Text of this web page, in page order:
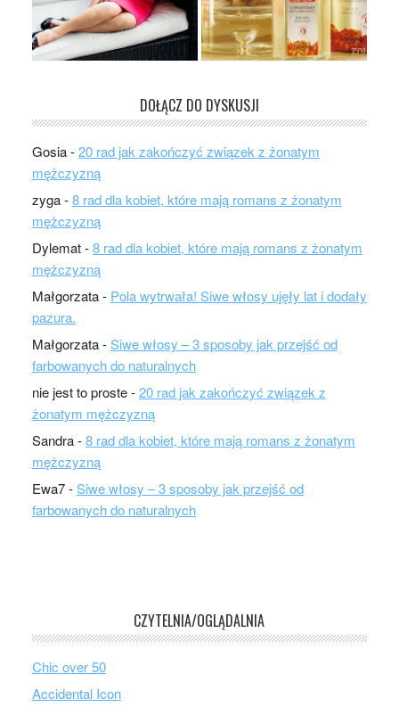
DOŁĄCZ DO DYSKUSJI
Gosia-20 rad jak zakończyć związek z żonatym
mężczyzną
zyga-8 rad dla kobiet, które mają romans z żonatym
mężczyzną
Dylemat-8 rad dla kobiet, które mają romans z żonatym
mężczyzną
Małgorzata- Pola wytrwała! Siwe włosy ujęły lat i dodały
pazura.
Małgorzata-Siwe włosy – 3 sposoby jak przejść od
farbowanych do naturalnych
nie jest to proste-20 rad jak zakończyć związek z
żonatym mężczyzną
Sandra-8 rad dla kobiet, które mają romans z żonatym
mężczyzną
Ewa7-Siwe włosy – 3 sposoby jak przejść od
farbowanych do naturalnych
CZYTELNIA/OGLĄDALNIA
Chic over 50
Accidental Icon